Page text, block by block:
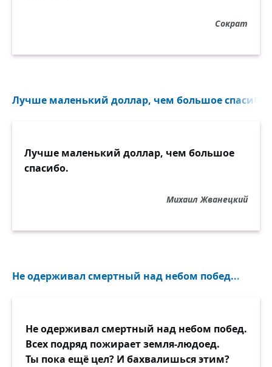
Сократ
Лучше маленький доллар, чем большое
Лучше маленький доллар, чем большое
спасибо.
Михаил Жванецкий
Не одерживал смертный над небом побед...
Не одерживал смертный над небом побед.
Всех подряд пожирает земля-людоед.
Ты пока ещё цел? И бахвалишься этим?